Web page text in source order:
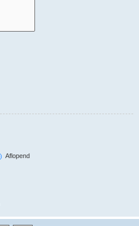
Aflopend